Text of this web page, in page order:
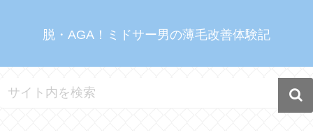
脱・AGA！ミドサー男の薄毛改善体験記